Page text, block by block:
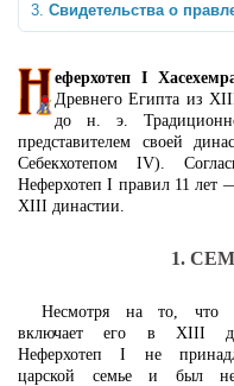
Свидетельства о
еферхотеп I
Древнего Египта из
до н. э.
представителем своей
Себекхотепом IV).
Неферхотеп I правил 11 лет
XIII династии.
1.
Несмотря на то, что
включает его в XIII
Неферхотеп I не
царской семье и был